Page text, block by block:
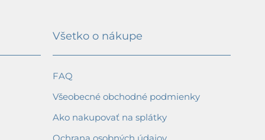
Všetko o nákupe
FAQ
Všeobecné obchodné podmienky
Ako nakupovať na splátky